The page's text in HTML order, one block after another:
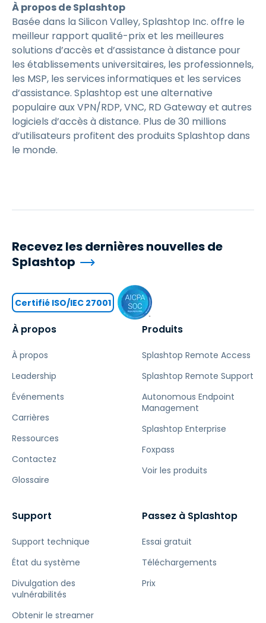
À propos de Splashtop
Basée dans la Silicon Valley, Splashtop Inc. offre le
meilleur rapport qualité-prix et les meilleures
solutions d’accès et d’assistance à distance pour
les établissements universitaires, les professionnels,
les MSP, les services informatiques et les services
d’assistance. Splashtop est une alternative
populaire aux VPN/RDP, VNC, RD Gateway et autres
logiciels d’accès à distance. Plus de 30 millions
d’utilisateurs profitent des produits Splashtop dans
le monde.
À propos
À propos
Leadership
Événements
Carrières
Ressources
Contactez
Glossaire
Produits
Splashtop Remote Access
Splashtop Remote Support
Autonomous Endpoint
Management
Splashtop Enterprise
Foxpass
Voir les produits
Support
Support technique
État du système
Divulgation des
vulnérabilités
Obtenir le streamer
Passez à Splashtop
Essai gratuit
Téléchargements
Prix
Recevez les dernières nouvelles de
Splashtop
Certifié ISO/IEC 27001